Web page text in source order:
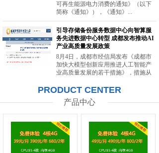
可再生能源电力消费的通知》（以下
简称《通知》），《通知》...
引导存储备份服务数据中心向智算服
务先进数据中心转型 成都发布推动AI
产业高质量发展政策
8月4日，成都市经信局发布《成都市
加快大模型创新应用推进人工智能产
业高质量发展的若干措施》，措施从
力等方面提出20条举措。...
PRODUCT CENTER
产品中心